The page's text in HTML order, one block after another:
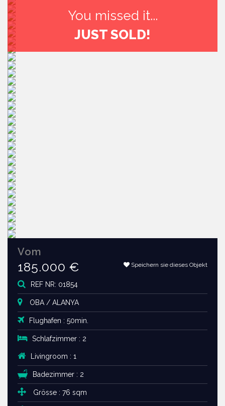
You missed it...
JUST SOLD!
Speichern sie dieses Objekt
Vom
185.000 €
REF NR: 01854
OBA / ALANYA
Flughafen : 50min.
Schlafzimmer : 2
Livingroom : 1
Badezimmer : 2
Grösse : 76 sqm